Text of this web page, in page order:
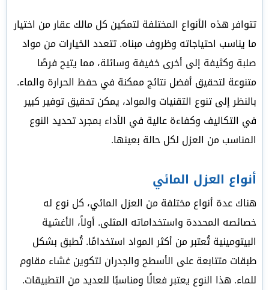
تتوافر هذه الأنواع المختلفة لتمكين كل مالك عقار من اختيار
ما يناسب احتياجاته وظروف مبناه. تتعدد الخيارات من مواد
صلبة وكثيفة إلى أخرى خفيفة وسائلة، مما يتيح فرصًا
متنوعة لتحقيق أفضل نتائج ممكنة في حفظ الحرارة والماء.
بالنظر إلى تنوع التقنيات والمواد، يمكن تحقيق توفير كبير
في التكاليف وكفاءة عالية في الأداء بمجرد تحديد النوع
المناسب من العزل لكل حالة بعينها.
أنواع العزل المائي
هناك عدة أنواع مختلفة من العزل المائي، كل نوع له
خصائصه المحددة واستخداماته المثلى. أولاً، الأغشية
البيتومينية تُعتبر من أكثر المواد استخدامًا. تُطبق بشكل
طبقات متتابعة على الأسطح والجدران لتكوين غشاء مقاوم
للماء. هذا النوع يعتبر فعالًا ومناسبًا للعديد من التطبيقات.